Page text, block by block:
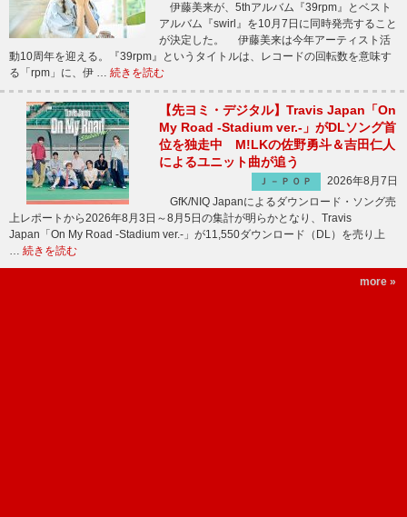
伊藤美来が、5thアルバム『39rpm』とベスト
アルバム『swirl』を10月7日に同時発売すること
が決定した。 伊藤美来は今年アーティスト活
動10周年を迎える。『39rpm』というタイトルは、レコードの回転数を意味す
る「rpm」に、伊 … 続きを読む
【先ヨミ・デジタル】Travis Japan「On
My Road -Stadium ver.-」がDLソング首
位を独走中 M!LKの佐野勇斗＆吉田仁人
によるユニット曲が追う
Ｊ－ＰＯＰ
2026年8月7日
GfK/NIQ Japanによるダウンロード・ソング売
上レポートから2026年8月3日～8月5日の集計が明らかとなり、Travis
Japan「On My Road -Stadium ver.-」が11,550ダウンロード（DL）を売り上
… 続きを読む
more »